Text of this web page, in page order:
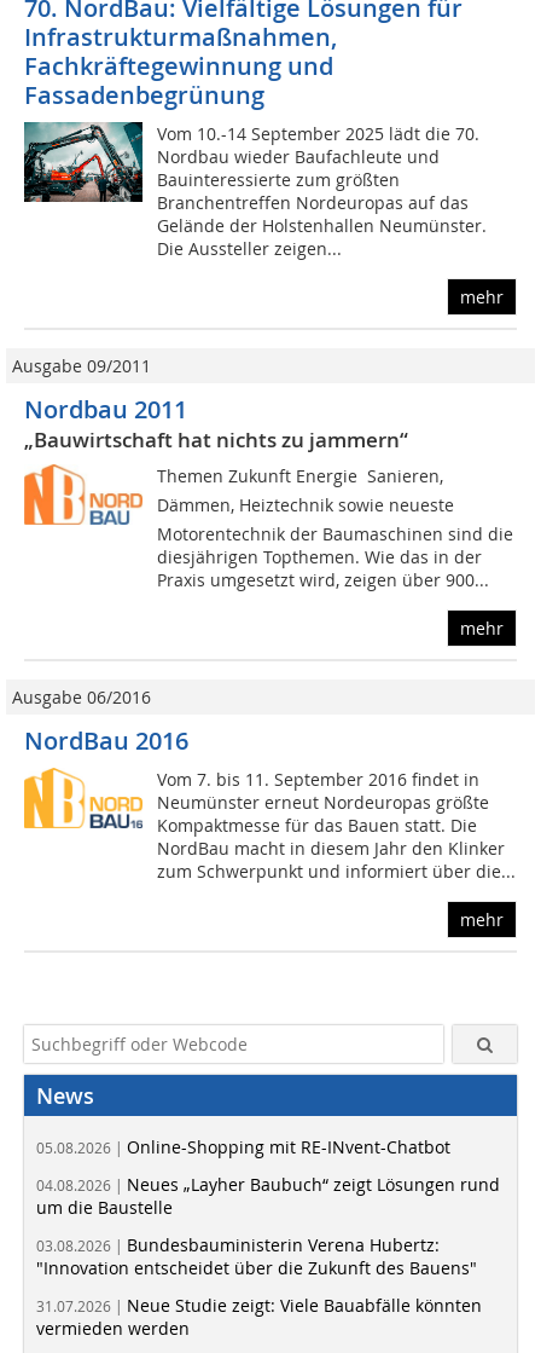
70. NordBau: Vielfältige Lösungen für
Infrastrukturmaßnahmen,
Fachkräftegewinnung und
Fassadenbegrünung
Vom 10.-14 September 2025 lädt die 70.
Nordbau wieder Baufachleute und
Bauinteressierte zum größten
Branchentreffen Nordeuropas auf das
Gelände der Holstenhallen Neumünster.
Die Aussteller zeigen...
mehr
Ausgabe 09/2011
Nordbau 2011
„Bauwirtschaft hat nichts zu jammern“
Themen Zukunft Energie  Sanieren,
Dämmen, Heiztechnik sowie neueste
Motorentechnik der Baumaschinen sind die
diesjährigen Topthemen. Wie das in der
Praxis umgesetzt wird, zeigen über 900...
mehr
Ausgabe 06/2016
NordBau 2016
Vom 7. bis 11. September 2016 findet in
Neumünster erneut Nordeuropas größte
Kompaktmesse für das Bauen statt. Die
NordBau macht in diesem Jahr den Klinker
zum Schwerpunkt und informiert über die...
mehr
News
05.08.2026 | Online-Shopping mit RE-INvent-Chatbot
04.08.2026 | Neues „Layher Baubuch“ zeigt Lösungen rund
um die Baustelle
03.08.2026 | Bundesbauministerin Verena Hubertz:
"Innovation entscheidet über die Zukunft des Bauens"
31.07.2026 | Neue Studie zeigt: Viele Bauabfälle könnten
vermieden werden